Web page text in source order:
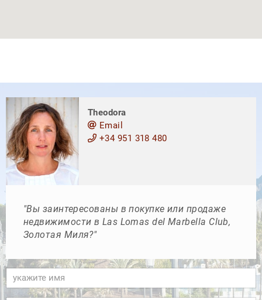
Theodora
Email
+34 951 318 480
"Вы заинтересованы в покупке или продаже
недвижимости в Las Lomas del Marbella Club,
Золотая Миля?"